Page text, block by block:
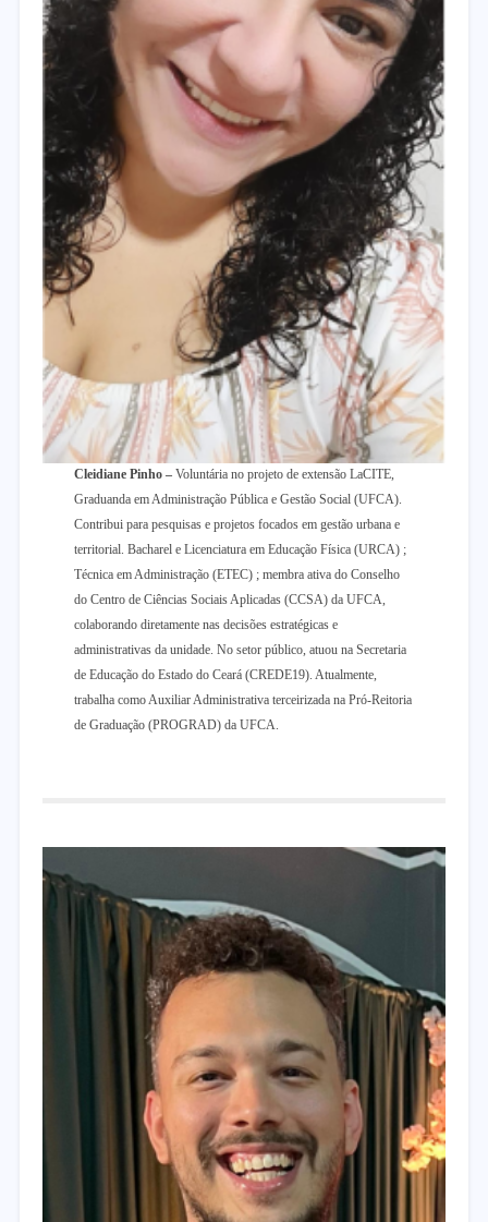
Cleidiane Pinho – Voluntária no projeto de extensão LaCITE,
Graduanda em Administração Pública e Gestão Social (UFCA).
Contribui para pesquisas e projetos focados em gestão urbana e
territorial. Bacharel e Licenciatura em Educação Física (URCA) ;
Técnica em Administração (ETEC) ; membra ativa do Conselho
do Centro de Ciências Sociais Aplicadas (CCSA) da UFCA,
colaborando diretamente nas decisões estratégicas e
administrativas da unidade. No setor público, atuou na Secretaria
de Educação do Estado do Ceará (CREDE19). Atualmente,
trabalha como Auxiliar Administrativa terceirizada na Pró-Reitoria
de Graduação (PROGRAD) da UFCA.